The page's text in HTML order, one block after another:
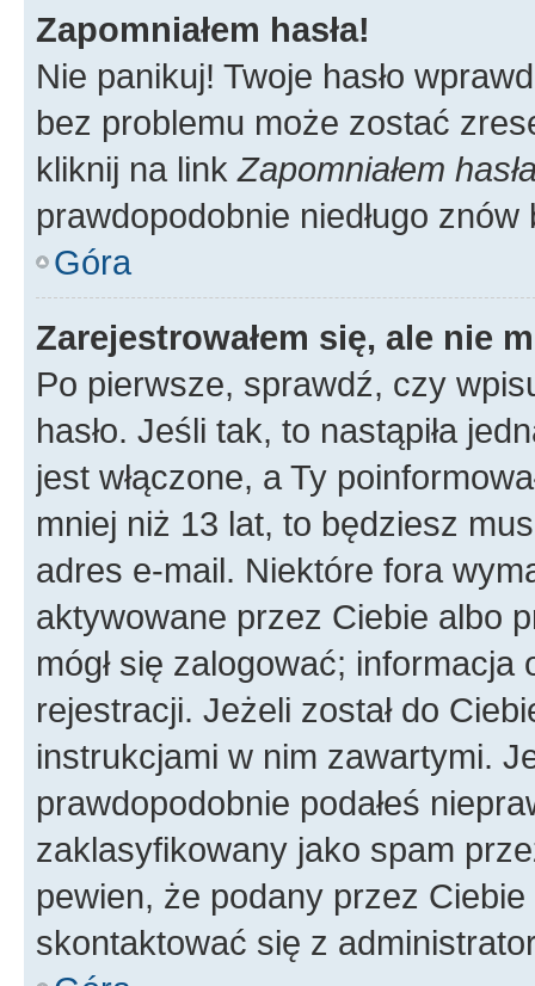
Zapomniałem hasła!
Nie panikuj! Twoje hasło
bez problemu może zostać
kliknij na linkZapomniałem
prawdopodobnie niedługo
Góra
Zarejestrowałem się, ale nie
Po pierwsze, sprawdź, czy
hasło. Jeśli tak, to nastąpiła
jest włączone, a Ty
mniej niż 13 lat, to będziesz
adres e-mail. Niektóre fora
aktywowane przez Ciebie albo
mógł się zalogować;
rejestracji. Jeżeli został do
instrukcjami w nim zawartymi.
prawdopodobnie podałeś
zaklasyfikowany jako spam
pewien, że podany przez
skontaktować się z